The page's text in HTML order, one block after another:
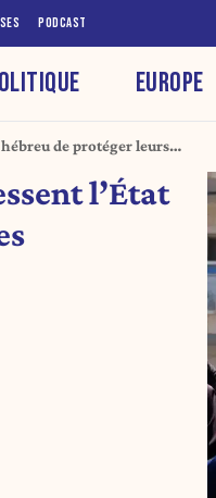
PODCAST
EUROPE
de protéger leurs
l’État